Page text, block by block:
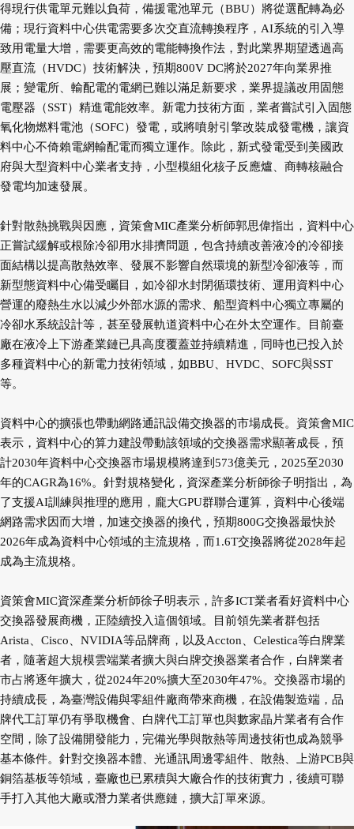
得現行供電單元難以負荷，備援電池單元（BBU）將從選配轉為必
備；現行資料中心供電需要多次交直流轉換程序，AI系統的引入導
致用電量大增，需要更高效的電能轉換作法，對此業界期望透過高
壓直流（HVDC）技術解決，預期800V DC將於2027年向業界推
展；變電所、輸配電的電網已難以滿足新要求，業界提議改用固態
電壓器（SST）精進電能效率。新電力技術方面，業者嘗試引入固態
氧化物燃料電池（SOFC）發電，或將噴射引擎改裝成發電機，讓資
料中心不倚賴電網輸配電而獨立運作。除此，新式發電受到美國政
府與大型資料中心業者支持，小型模組化核子反應爐、商轉核融合
發電均加速發展。
針對散熱挑戰與因應，資策會MIC產業分析師郭思偉指出，資料中心
正嘗試緩解或根除冷卻用水排擠問題，包含持續改善液冷的冷卻接
面結構以提高散熱效率、發展不影響自然環境的新型冷卻液等，而
新型態資料中心備受矚目，如冷卻水封閉循環技術、運用資料中心
營運的廢熱生水以減少外部水源的需求、船型資料中心獨立專屬的
冷卻水系統設計等，甚至發展軌道資料中心在外太空運作。目前臺
廠在液冷上下游產業鏈已具高度覆蓋並持續精進，同時也已投入於
多種資料中心的新電力技術領域，如BBU、HVDC、SOFC與SST
等。
資料中心的擴張也帶動網路通訊設備交換器的市場成長。資策會MIC
表示，資料中心的算力建設帶動該領域的交換器需求顯著成長，預
計2030年資料中心交換器市場規模將達到573億美元，2025至2030
年的CAGR為16%。針對規格變化，資深產業分析師徐子明指出，為
了支援AI訓練與推理的應用，龐大GPU群聯合運算，資料中心後端
網路需求因而大增，加速交換器的換代，預期800G交換器最快於
2026年成為資料中心領域的主流規格，而1.6T交換器將從2028年起
成為主流規格。
資策會MIC資深產業分析師徐子明表示，許多ICT業者看好資料中心
交換器發展商機，正陸續投入這個領域。目前領先業者群包括
Arista、Cisco、NVIDIA等品牌商，以及Accton、Celestica等白牌業
者，隨著超大規模雲端業者擴大與白牌交換器業者合作，白牌業者
市占將逐年擴大，從2024年20%擴大至2030年47%。交換器市場的
持續成長，為臺灣設備與零組件廠商帶來商機，在設備製造端，品
牌代工訂單仍有爭取機會、白牌代工訂單也與數家晶片業者有合作
空間，除了設備開發能力，完備光學與散熱等周邊技術也成為競爭
基本條件。針對交換器本體、光通訊周邊零組件、散熱、上游PCB與
銅箔基板等領域，臺廠也已累積與大廠合作的技術實力，後續可聯
手打入其他大廠或潛力業者供應鏈，擴大訂單來源。